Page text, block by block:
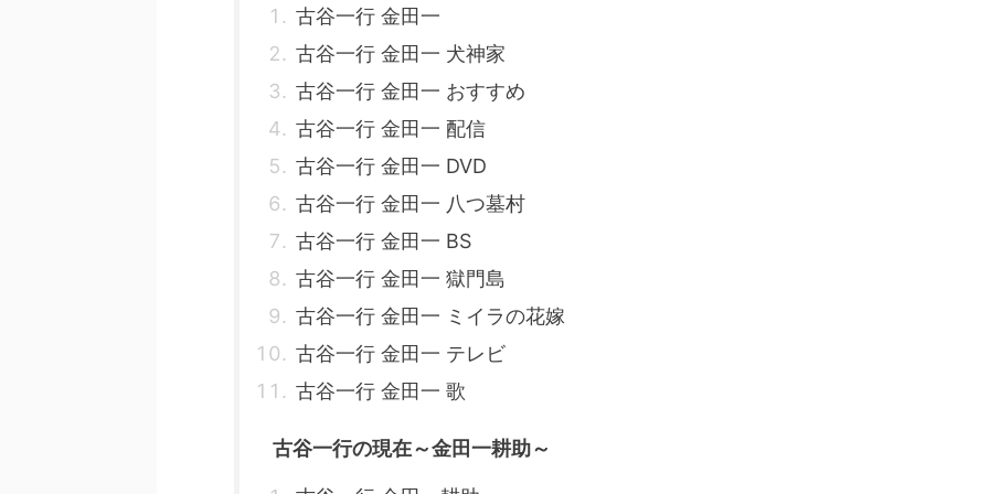
古谷一行 金田一
古谷一行 金田一 犬神家
古谷一行 金田一 おすすめ
古谷一行 金田一 配信
古谷一行 金田一 DVD
古谷一行 金田一 八つ墓村
古谷一行 金田一 BS
古谷一行 金田一 獄門島
古谷一行 金田一 ミイラの花嫁
古谷一行 金田一 テレビ
古谷一行 金田一 歌
古谷一行の現在～金田一耕助～